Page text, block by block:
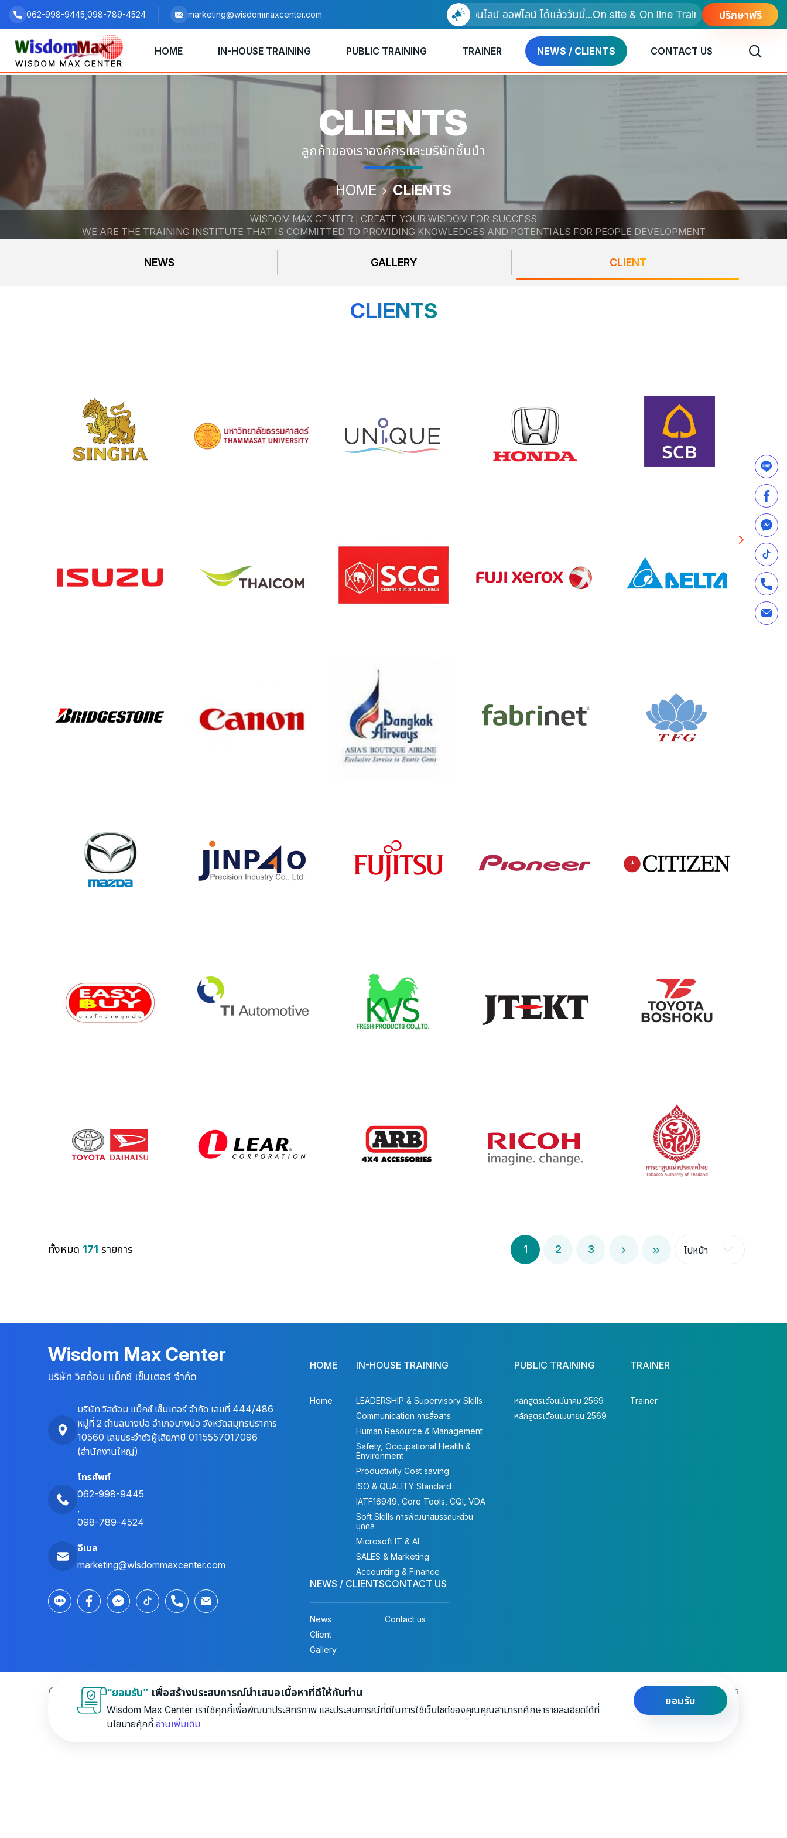
062-998-9445,098-789-4524 marketing@wisdommaxcenter.com อบรมแบบออนไลน์ ออฟไลน์ ได้แล้ววันนี้...On site & On line Training ปรึกษาฟรี
HOME IN-HOUSE TRAINING PUBLIC TRAINING TRAINER NEWS / CLIENTS CONTACT US
CLIENTS
ลูกค้าของเราองค์กรและบริษัทชั้นนำ
HOME CLIENTS
WISDOM MAX CENTER | CREATE YOUR WISDOM FOR SUCCESS
WE ARE THE TRAINING INSTITUTE THAT IS COMMITTED TO PROVIDING KNOWLEDGES AND POTENTIALS FOR PEOPLE DEVELOPMENT
NEWS GALLERY CLIENT
CLIENTS
ทั้งหมด 171 รายการ 1 2 3 ไปหน้า
Wisdom Max Center
บริษัท วิสด้อม แม็กซ์ เซ็นเตอร์ จำกัด
บริษัท วิสด้อม แม็กซ์ เซ็นเตอร์ จำกัด เลขที่ 444/486
หมู่ที่ 2 ตำบลบางบ่อ อำเภอบางบ่อ จังหวัดสมุทรปราการ
10560 เลขประจำตัวผู้เสียภาษี 0115557017096
(สำนักงานใหญ่)
โทรศัพท์
062-998-9445
098-789-4524
อีเมล
marketing@wisdommaxcenter.com
HOME
Home
IN-HOUSE TRAINING
LEADERSHIP & Supervisory Skills
Communication การสื่อสาร
Human Resource & Management
Safety, Occupational Health &
Environment
Productivity Cost saving
ISO & QUALITY Standard
IATF16949, Core Tools, CQI, VDA
Soft Skills การพัฒนาสมรรถนะส่วน
บุคคล
Microsoft IT & AI
SALES & Marketing
Accounting & Finance
PUBLIC TRAINING
หลักสูตรเดือนมีนาคม 2569
หลักสูตรเดือนเมษายน 2569
TRAINER
Trainer
NEWS / CLIENTS
News
Client
Gallery
CONTACT US
Contact us
© 2026 Wisdom Max Center Company Limited. All rights reserved. Privacy & Policy Terms and Conditions
“ยอมรับ” เพื่อสร้างประสบการณ์นำเสนอเนื้อหาที่ดีให้กับท่าน
Wisdom Max Center เราใช้คุกกี้เพื่อพัฒนาประสิทธิภาพ และประสบการณ์ที่ดีในการใช้เว็บไซต์ของคุณคุณสามารถศึกษารายละเอียดได้ที่
นโยบายคุ้กกี้ อ่านเพิ่มเติม
ยอมรับ